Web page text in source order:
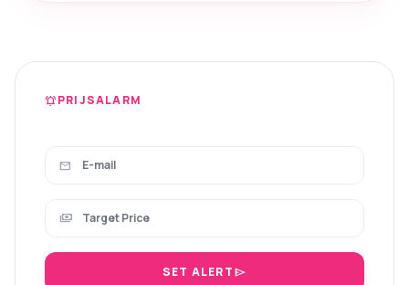
notifications_activePRIJSALARM
mail
payments
SET ALERTsend